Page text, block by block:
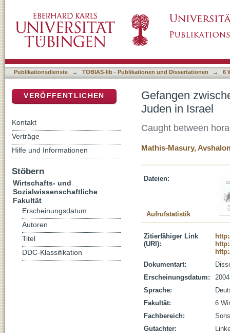
Publikationsdienste → TOBIAS-lib - Publikationen und Dissertationen → 6
Gefangen
Juden in Israel
Caught between
Mathis-Masury,
Dateien:
Aufrufstatistik
Zitierfähiger Link
(URI):
Dokumentart:
Erscheinungsdatum:
2004
Sprache:
Fakultät:
6
Fachbereich:
Gutachter:
VERÖFFENTLICHEN
Kontakt
Verträge
Hilfe und Informationen
Stöbern
Wirtschafts- und
Sozialwissenschaftliche
Fakultät
Erscheinungsdatum
Autoren
Titel
DDC-Klassifikation